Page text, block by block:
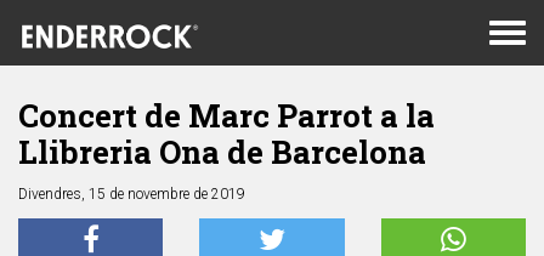
Concert de Marc Parrot a la
Llibreria Ona de Barcelona
Divendres, 15 de novembre de 2019
Anterior